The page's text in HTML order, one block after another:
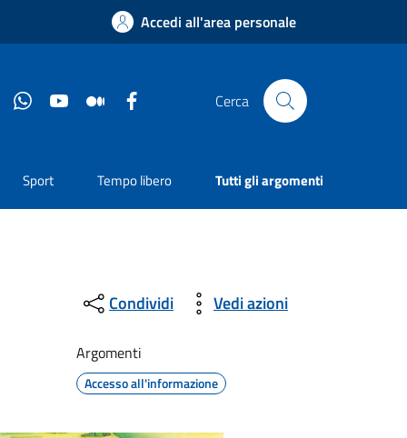
Accedi all'area personale
WhatsappYouTube Medium Cerca
Sport Tempo libero Tutti gli argomenti
Condividi Vedi azioni
Argomenti
Accesso all'informazione